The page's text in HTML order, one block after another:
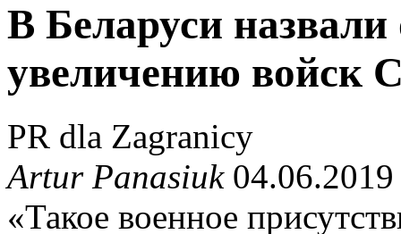
В Беларуси
увеличению
PR dla Zagranicy
Artur Panasiuk04.06.2019
«Такое военное